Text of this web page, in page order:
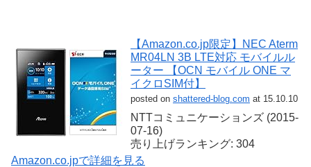
【Amazon.co.jp限定】NEC Aterm
MR04LN 3B LTE対応 モバイルル
ーター 【OCN モバイル ONE マ
イクロSIM付】
posted on shattered-blog.com at 15.10.10
NTTコミュニケーションズ (2015-
07-16)
売り上げランキング: 304
Amazon.co.jpで詳細を見る